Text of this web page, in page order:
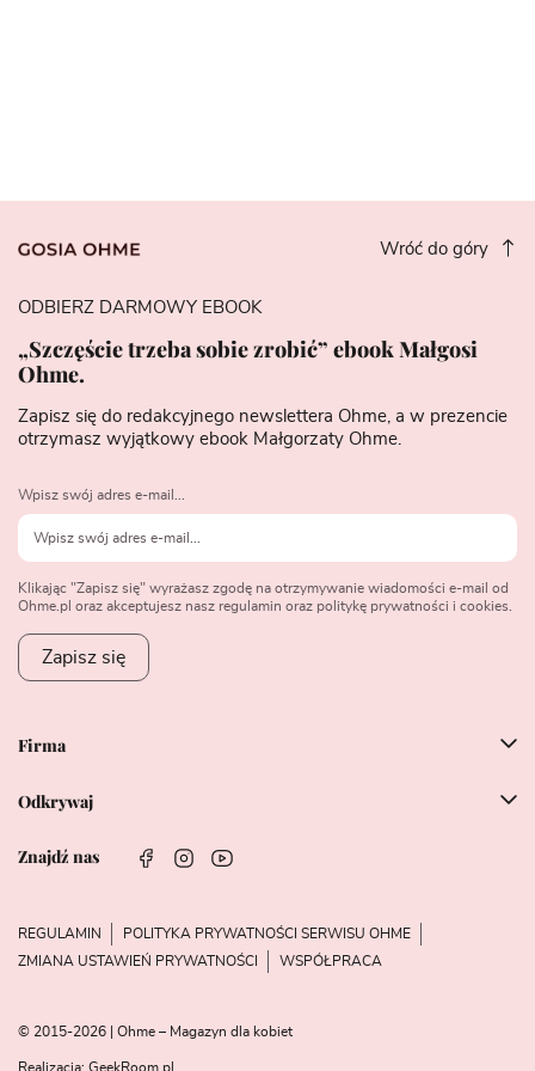
Wróć do góry
Firma
Odkrywaj
Znajdź nas
ODBIERZ DARMOWY EBOOK
„Szczęście trzeba sobie zrobić” ebook Małgosi
Ohme.
Zapisz się do redakcyjnego newslettera Ohme, a w prezencie
otrzymasz wyjątkowy ebook Małgorzaty Ohme.
Wpisz swój adres e-mail...
Klikając "Zapisz się" wyrażasz zgodę na otrzymywanie wiadomości e-mail od
Ohme.pl oraz akceptujesz nasz regulamin oraz politykę prywatności i cookies.
Zapisz się
REGULAMIN
POLITYKA PRYWATNOŚCI SERWISU OHME
ZMIANA USTAWIEŃ PRYWATNOŚCI
WSPÓŁPRACA
© 2015-2026 | Ohme – Magazyn dla kobiet
Realizacja: GeekRoom.pl